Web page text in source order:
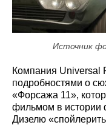
Источник
Компания Universal
подробностями о
«Форсажа 11»,
фильмом в
Дизелю